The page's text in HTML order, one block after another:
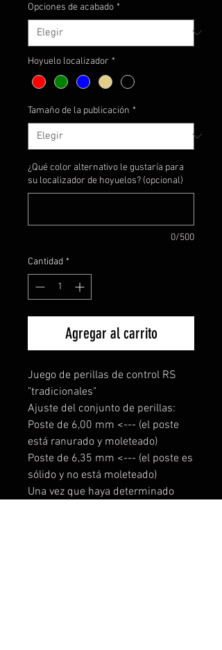
Opciones de acabado *
Hoyuelo localizador *
Tamaño de la publicación *
¿Qué color alternativo le gustaría para
su localizador de hoyuelos? (opcional)
0/500
Cantidad *
Agregar al carrito
Juego de perillas de control RS
"tradicionales"
Ajuste del conjunto de perillas:
Poste de 6,00 mm <--- (el poste
está ranurado y moleteado)
Poste de 6,35 mm <--- (el poste es
sólido y no está moleteado)
Una vez que haya determinado